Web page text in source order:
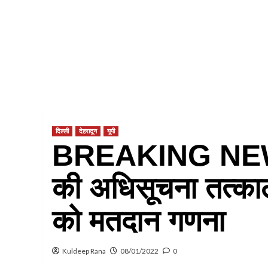
दिल्ली देहरादून यूपी
BREAKING
की अधिसूचना
को मतदान गणना
Kuldeep Rana 08/01/2022 0